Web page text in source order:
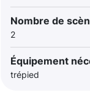
Nombre de
2
Équipement
trépied